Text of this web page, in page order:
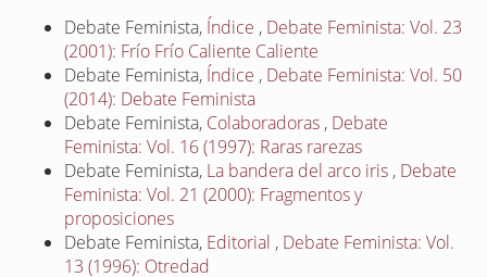
Debate Feminista, Índice , Debate Feminista: Vol. 23
(2001): Frío Frío Caliente Caliente
Debate Feminista, Índice , Debate Feminista: Vol. 50
(2014): Debate Feminista
Debate Feminista, Colaboradoras , Debate
Feminista: Vol. 16 (1997): Raras rarezas
Debate Feminista, La bandera del arco iris , Debate
Feminista: Vol. 21 (2000): Fragmentos y
proposiciones
Debate Feminista, Editorial , Debate Feminista: Vol.
13 (1996): Otredad